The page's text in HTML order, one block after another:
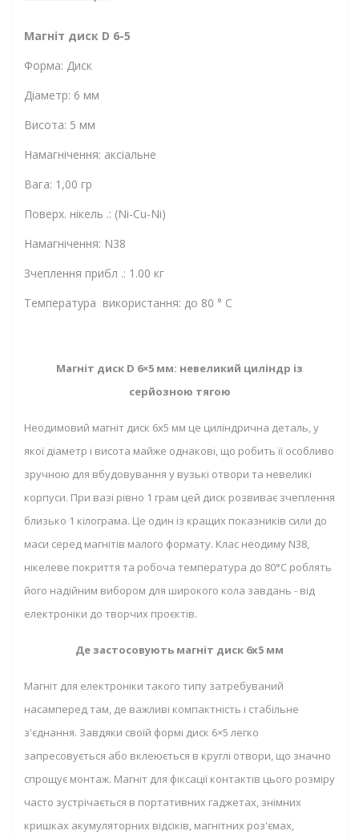
Магніт диск D 6-5
Форма: Диск
Діаметр: 6 мм
Висота: 5 мм
Намагнічення: аксіальне
Вага: 1,00 гр
Поверх. нікель .: (Ni-Cu-Ni)
Намагнічення: N38
Зчеплення прибл .: 1.00 кг
Температура використання: до 80 ° C
Магніт диск D 6×5 мм: невеликий циліндр із
серйозною тягою
Неодимовий магніт диск 6х5 мм це циліндрична деталь, у
якої діаметр і висота майже однакові, що робить її особливо
зручною для вбудовування у вузькі отвори та невеликі
корпуси. При вазі рівно 1 грам цей диск розвиває зчеплення
близько 1 кілограма. Це один із кращих показників сили до
маси серед магнітів малого формату. Клас неодиму N38,
нікелеве покриття та робоча температура до 80°C роблять
його надійним вибором для широкого кола завдань - від
електроніки до творчих проєктів.
Де застосовують магніт диск 6x5 мм
Магніт для електроніки такого типу затребуваний
насамперед там, де важливі компактність і стабільне
з'єднання. Завдяки своїй формі диск 6×5 легко
запресовується або вклеюється в круглі отвори, що значно
спрощує монтаж. Магніт для фіксації контактів цього розміру
часто зустрічається в портативних гаджетах, знімних
кришках акумуляторних відсіків, магнітних роз'ємах,